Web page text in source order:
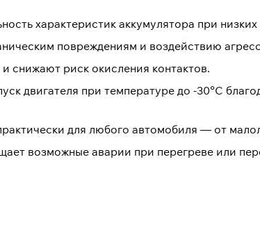
характеристик аккумулятора при
повреждениям и воздействию
снижают риск окисления контактов.
двигателя при температуре до -30°C
для любого автомобиля — от
возможные аварии при перегреве или